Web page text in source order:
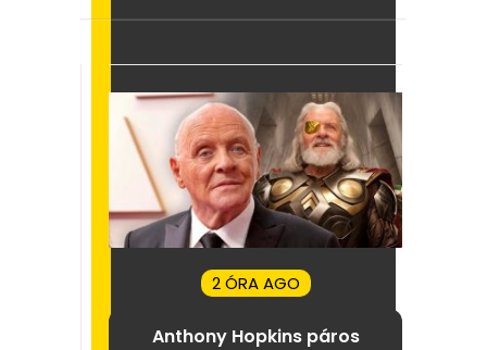
2 ÓRA AGO
Anthony Hopkins páros